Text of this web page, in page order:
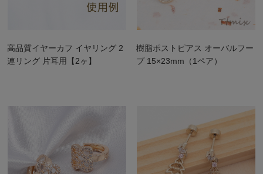
高品質イヤーカフ イヤリング 2
連リング 片耳用【2ヶ】
樹脂ポストピアス オーバルフー
プ 15×23mm（1ペア）